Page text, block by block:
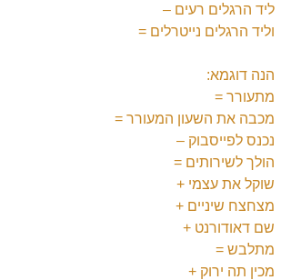
ליד הרגלים רעים –
וליד הרגלים נייטרלים =
הנה דוגמא:
מתעורר =
מכבה את השעון המעורר =
נכנס לפייסבוק –
הולך לשירותים =
שוקל את עצמי +
מצחצח שיניים +
שם דאודורנט +
מתלבש =
מכין תה ירוק +